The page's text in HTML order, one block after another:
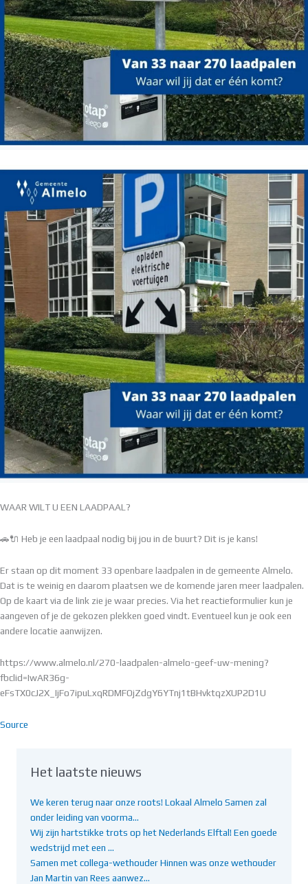
WAAR WILT U EEN LAADPAAL?
🚗🔌 Heb je een laadpaal nodig bij jou in de buurt? Dit is je kans!
Er staan op dit moment 33 openbare laadpalen in de gemeente Almelo.
Dat is te weinig en daarom plaatsen we de komende jaren meer laadpalen.
Op de kaart via de link zie je waar precies. Via het reactieformulier kun je
aangeven of je de gekozen plekken goed vindt. Eventueel kun je ook een
andere locatie aanwijzen.
https://www.almelo.nl/270-laadpalen-almelo-geef-uw-mening?
fbclid=IwAR36g-
eFsTX0cJ2X_IjFo7ipuLxqRDMFOjZdgY6YTnj1tBHvktqzXUP2D1U
Source
Het laatste nieuws
We keren terug naar onze roots! Lokaal Almelo Samen zal
onder leiding van voorma…
Wij zijn hartstikke trots op het Nederlands Elftal! Een goede
wedstrijd met een …
Samen met collega-wethouder Hinnen was onze wethouder
Jan Martin van Rees aanwez…